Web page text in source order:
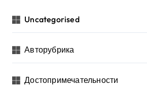
Uncategorised
Авторубрика
Достопримечательности